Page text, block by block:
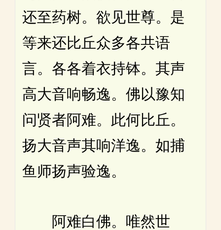
还至药树。欲见世尊。是
等来还比丘众多各共语
言。各各着衣持钵。其声
高大音响畅逸。佛以豫知
问贤者阿难。此何比丘。
扬大音声其响洋逸。如捕
鱼师扬声验逸。
阿难白佛。唯然世